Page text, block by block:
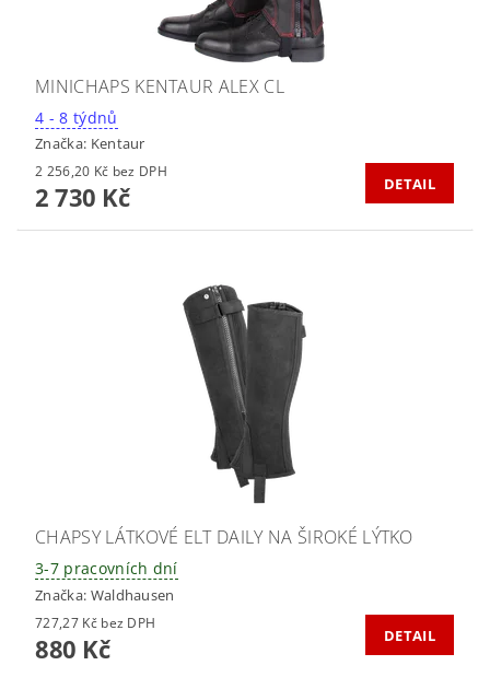
MINICHAPS KENTAUR ALEX CL
4 - 8 týdnů
Značka: Kentaur
2 256,20 Kč bez DPH
2 730 Kč DETAIL
CHAPSY LÁTKOVÉ ELT DAILY NA ŠIROKÉ LÝTKO
3-7 pracovních dní
Značka: Waldhausen
727,27 Kč bez DPH
880 Kč DETAIL